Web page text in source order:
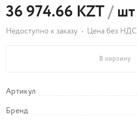
36 974.66 KZT/шт
Недоступно к заказу Цена без НДС
В корзину
Артикул
Бренд